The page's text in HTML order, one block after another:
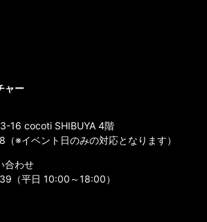
ャー
16 cocoti SHIBUYA 4階
（※イベント日のみの対応となります）
合わせ
（平日 10:00～18:00）